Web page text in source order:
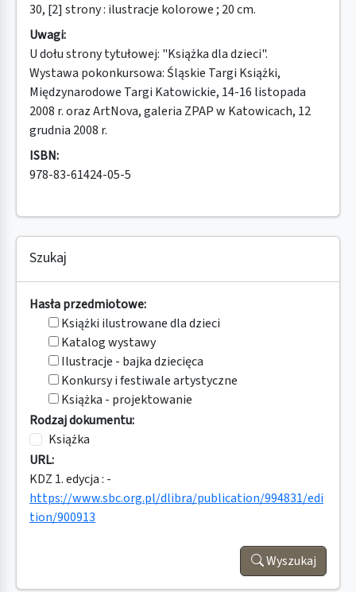
30, [2] strony : ilustracje kolorowe ; 20 cm.
Uwagi:
U dołu strony tytułowej: "Książka dla dzieci".
Wystawa pokonkursowa: Śląskie Targi Książki,
Międzynarodowe Targi Katowickie, 14-16 listopada
2008 r. oraz ArtNova, galeria ZPAP w Katowicach, 12
grudnia 2008 r.
ISBN:
978-83-61424-05-5
Szukaj
Hasła przedmiotowe:
Książki ilustrowane dla dzieci
Katalog wystawy
Ilustracje - bajka dziecięca
Konkursy i festiwale artystyczne
Książka - projektowanie
Rodzaj dokumentu:
Książka
URL:
KDZ 1. edycja : -
https://www.sbc.org.pl/dlibra/publication/994831/edi
tion/900913
Wyszukaj